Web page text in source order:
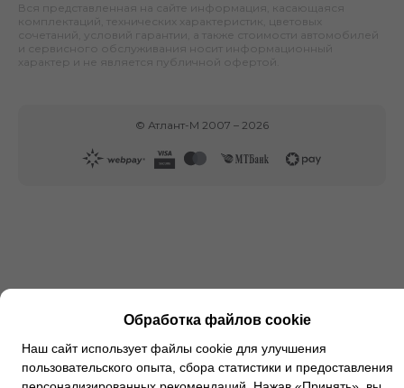
Вся представленная на сайте информация, касающаяся
комплектаций, технических характеристик, цветовых
сочетаний, условий гарантии, а также стоимости автомобилей
и сервисного обслуживания носит информационный
характер и не является публичной офертой.
© Атлант-М 2007 – 2026
Обработка файлов cookie
Наш сайт использует файлы cookie для улучшения
пользовательского опыта, сбора статистики и предоставления